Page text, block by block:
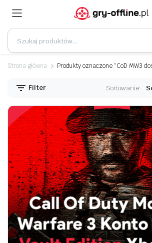
Strona główna Produkty oznaczone “CoD MW3
Filter Sortowanie: